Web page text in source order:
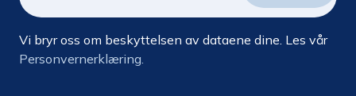
Vi bryr oss om beskyttelsen av dataene dine. Les vår
Personvernerklæring.